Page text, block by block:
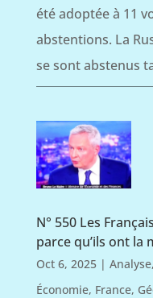
été adoptée à 11
abstentions. La
se sont abstenus
N° 550 Les
parce qu’ils ont la
Oct 6, 2025| Analyse,
Économie, France,